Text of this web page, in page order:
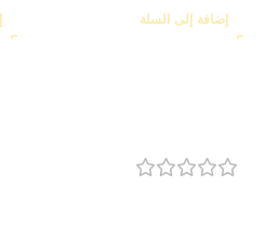
إضافة إلى السلة